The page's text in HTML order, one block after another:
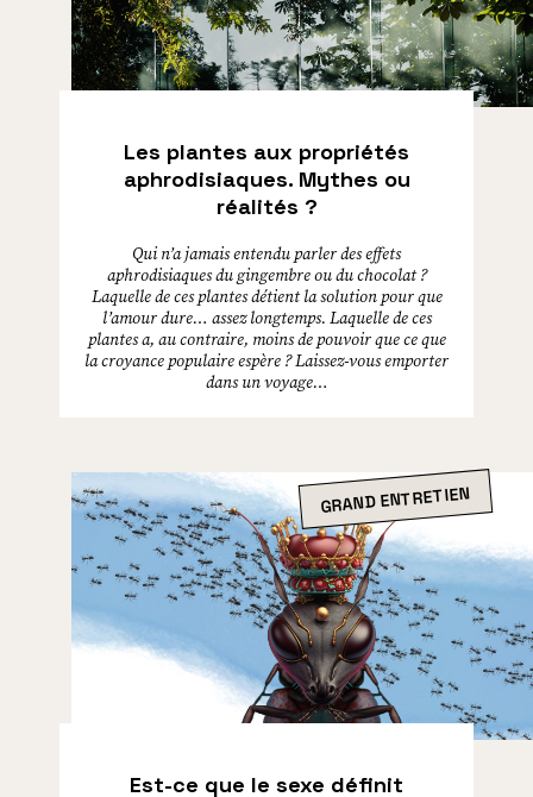
Les plantes aux propriétés
aphrodisiaques. Mythes ou
réalités ?
Qui n’a jamais entendu parler des effets
aphrodisiaques du gingembre ou du chocolat ?
Laquelle de ces plantes détient la solution pour que
l’amour dure… assez longtemps. Laquelle de ces
plantes a, au contraire, moins de pouvoir que ce que
la croyance populaire espère ? Laissez-vous emporter
dans un voyage…
GRAND ENTRETIEN
Est-ce que le sexe définit